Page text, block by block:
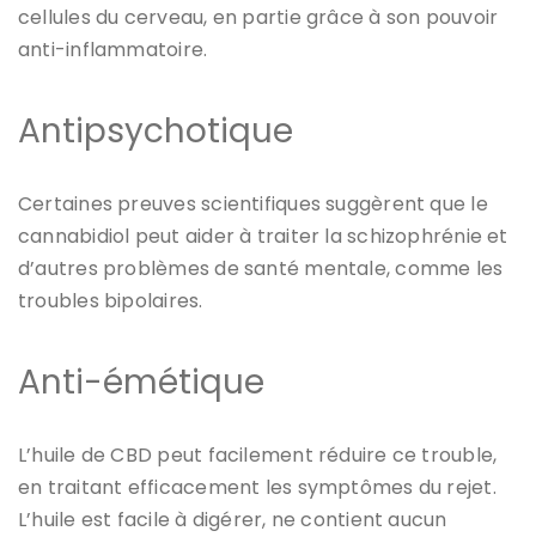
cellules du cerveau, en partie grâce à son pouvoir
anti-inflammatoire.
Antipsychotique
Certaines preuves scientifiques suggèrent que le
cannabidiol peut aider à traiter la schizophrénie et
d’autres problèmes de santé mentale, comme les
troubles bipolaires.
Anti-émétique
L’huile de CBD peut facilement réduire ce trouble,
en traitant efficacement les symptômes du rejet.
L’huile est facile à digérer, ne contient aucun